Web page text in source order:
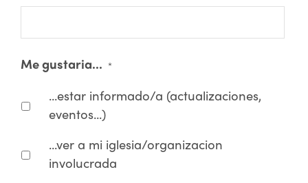
Me gustaria... *
...estar informado/a (actualizaciones,
eventos...)
...ver a mi iglesia/organizacion
involucrada